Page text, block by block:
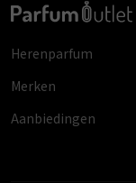
Herenparfum
Merken
Aanbiedingen